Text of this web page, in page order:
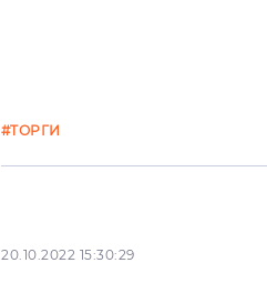
#ТОРГИ
20.10.2022 15:30:29